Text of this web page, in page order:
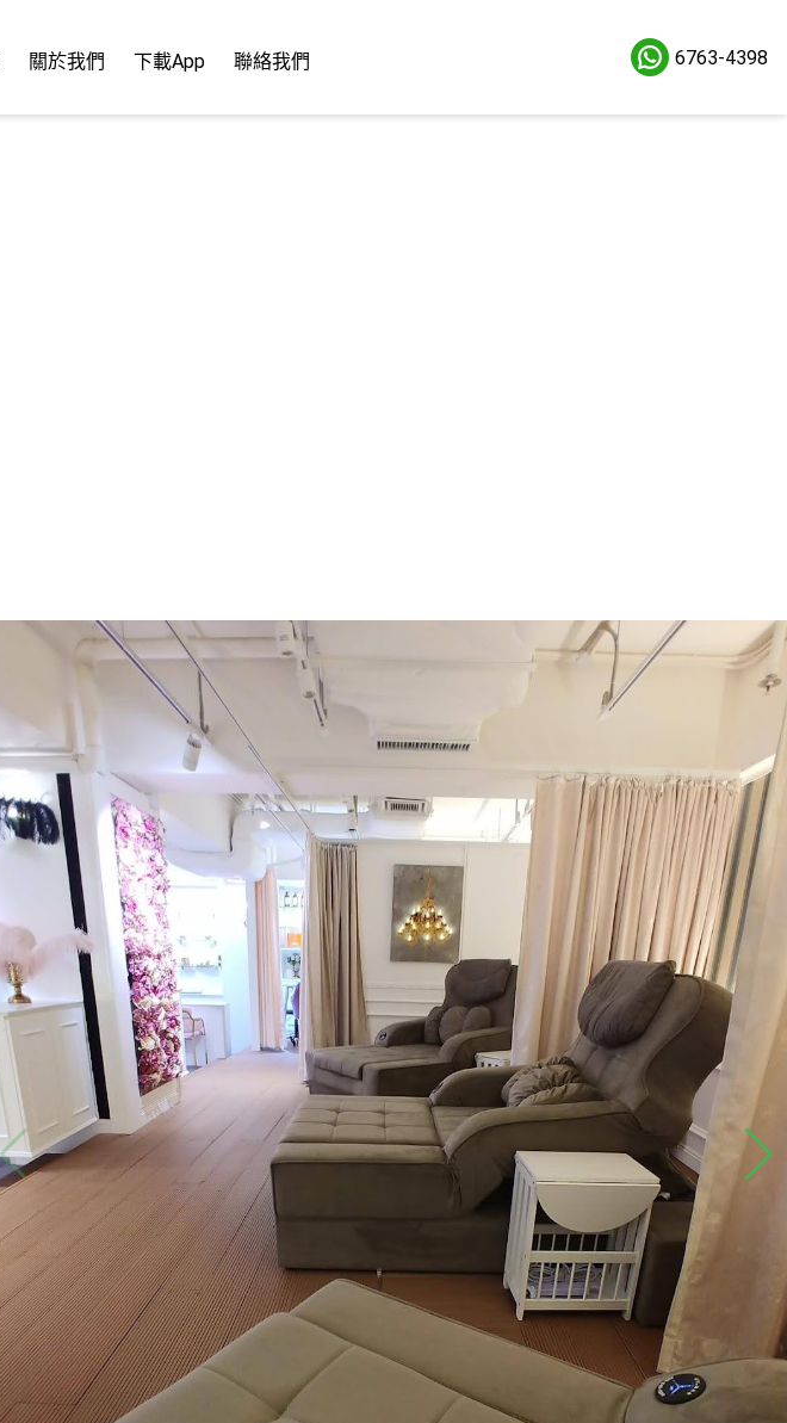
關於我們 下載App 聯絡我們 6763-4398